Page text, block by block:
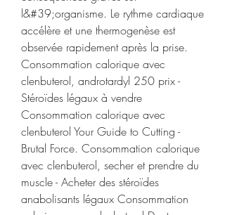
l&#39;organisme. Le rythme cardiaque
accélère et une thermogenèse est
observée rapidement après la prise.
Consommation calorique avec
clenbuterol, androtardyl 250 prix -
Stéroïdes légaux à vendre
Consommation calorique avec
clenbuterol Your Guide to Cutting -
Brutal Force. Consommation calorique
avec clenbuterol, secher et prendre du
muscle - Acheter des stéroïdes
anabolisants légaux Consommation